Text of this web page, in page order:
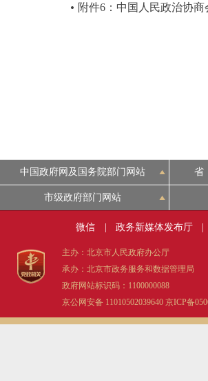
附件6：中国人民政治协
中国政府网及国务院部门网站 省
市级政府部门网站
微信 政务新媒体发布厅
主办：北京市人民政府办公厅
承办：北京市政务服务和数据管理局
政府网站标识码：1100000088
京公网安备 11010502039640 京ICP备